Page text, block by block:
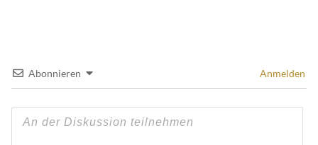
Abonnieren Anmelden